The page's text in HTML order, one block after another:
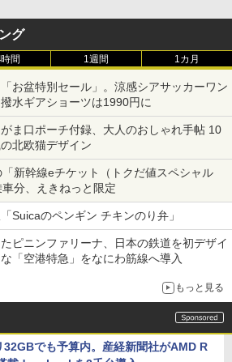
グ
間 1週間 1カ月
お盆特別セール」。涼感シアサッカーワン
水ギアショーツは1990円に
がま口ポーチ付録、大人のおしゃれ手帖 10
北欧猫デザイン
新幹線eチケット（トクだ値スペシャル
分、えきねっと限定
Suicaのペンギン チキンのり弁」
ピニンファリーナ、日本の鉄道を初デザイ
「空港特急」をなにわ筋線へ導入
もっと見る
32GBでも予算内。産経新聞社がAMD R